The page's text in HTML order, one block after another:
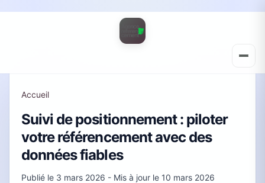
Accueil
Suivi de positionnement : piloter
votre référencement avec des
données fiables
Publié le 3 mars 2026 - Mis à jour le 10 mars 2026